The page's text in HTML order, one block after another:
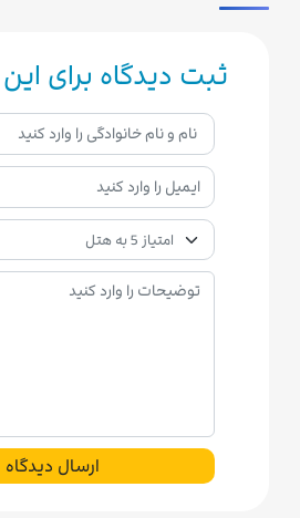
ثبت دیدگاه برای
ارسال دیدگاه